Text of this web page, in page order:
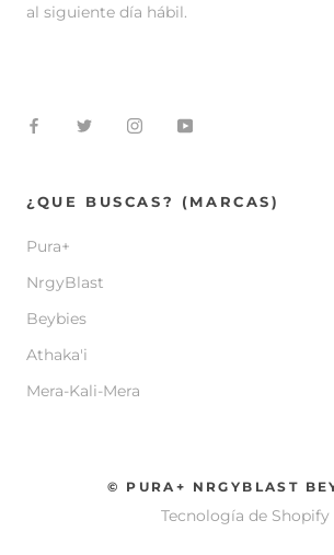
al siguiente día hábil.
¿QUE BUSCAS? (MARCAS)
Pura+
NrgyBlast
Beybies
Athaka'i
Mera-Kali-Mera
© PURA+ NRGYBLAST
Tecnología de Shopify